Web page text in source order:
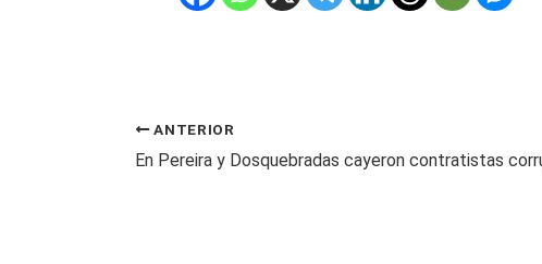
ANTERIOR